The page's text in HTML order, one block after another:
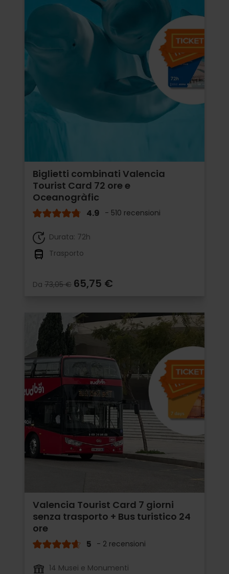
Biglietti combinati Valencia
Tourist Card 72 ore e
Oceanogràfic
4.9 - 510 recensioni
Durata: 72h
Trasporto
Da 73,05 € 65,75 €
Valencia Tourist Card 7 giorni
senza trasporto + Bus turistico 24
ore
5 - 2 recensioni
14 Musei e Monumenti